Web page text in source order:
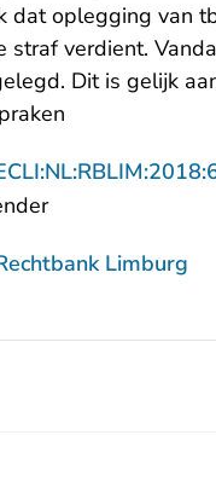
dat oplegging van
straf verdient.
Dit is gelijk
Limburg